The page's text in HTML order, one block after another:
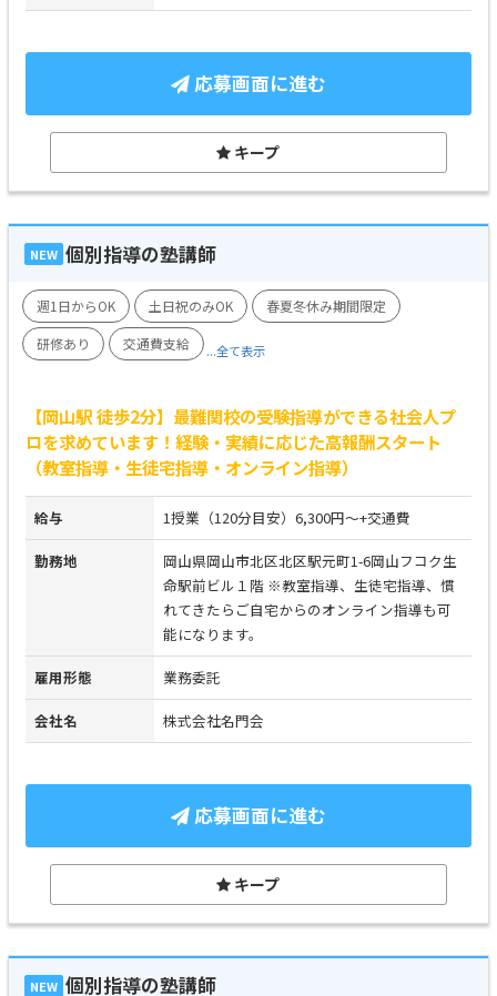
応募画面に進む
キープ
NEW 個別指導の塾講師
週1日からOK 土日祝のみOK
春夏冬休み期間限定
研修あり
交通費支給 ...全て表示
【岡山駅 徒歩2分】最難関校の受験指導ができる社会人プ
ロを求めています！経験・実績に応じた高報酬スタート
（教室指導・生徒宅指導・オンライン指導）
給与 1授業（120分目安）6,300円～+交通費
勤務地
岡山県岡山市北区北区駅元町1-6岡山フコク生
命駅前ビル１階 ※教室指導、生徒宅指導、慣
れてきたらご自宅からのオンライン指導も可
能になります。
雇用形態 業務委託
会社名 株式会社名門会
応募画面に進む
キープ
NEW 個別指導の塾講師